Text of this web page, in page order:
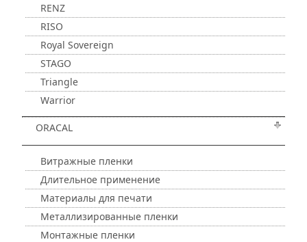
RENZ
RISO
Royal Sovereign
STAGO
Triangle
Warrior
ORACAL
Витражные пленки
Длительное применение
Материалы для печати
Металлизированные пленки
Монтажные пленки